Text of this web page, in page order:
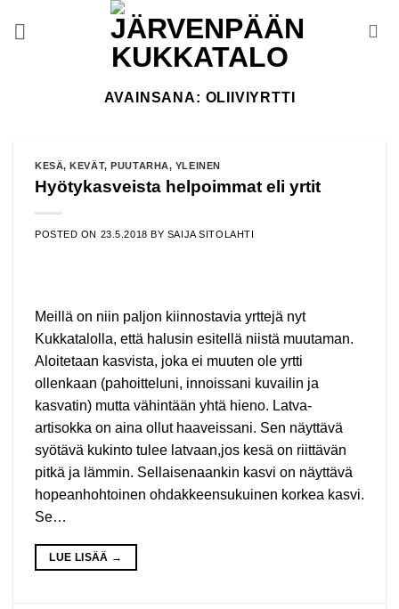
AVAINSANA: OLIIVIYRTTI
KESÄ,KEVÄT,PUUTARHA, YLEINEN
Hyötykasveista helpoimmat eli yrtit
POSTED ON 23.5.2018 BY SAIJA SITOLAHTI
Meillä on niin paljon kiinnostavia yrttejä nyt
Kukkatalolla, että halusin esitellä niistä muutaman.
Aloitetaan kasvista, joka ei muuten ole yrtti
ollenkaan (pahoitteluni, innoissani kuvailin ja
kasvatin) mutta vähintään yhtä hieno. Latva-
artisokka on aina ollut haaveissani. Sen näyttävä
syötävä kukinto tulee latvaan,jos kesä on riittävän
pitkä ja lämmin. Sellaisenaankin kasvi on näyttävä
hopeanhohtoinen ohdakkeensukuinen korkea kasvi.
Se…
LUE LISÄÄ →